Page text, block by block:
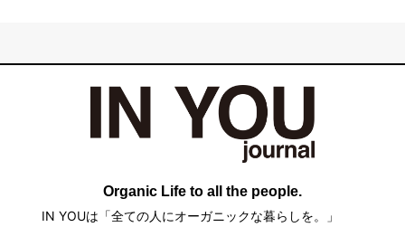
Organic Life to all the people.
IN YOUは「全ての人にオーガニックな暮らしを。」